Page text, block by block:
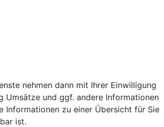
nehmen dann mit Ihrer Einwilligung
Umsätze und ggf. andere Informationen
Informationen zu einer Übersicht für Sie
ist.